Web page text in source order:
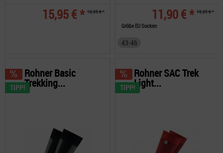
15,95 € * 18,95 € * 11,90 € * 16,95 € *
Größe EU Socken
43-46
TIPP!
Rohner Basic
Trekking... TIPP!
Rohner SAC Trek
Light...